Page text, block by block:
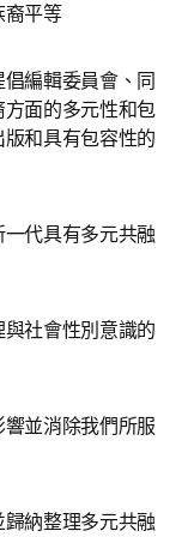
裔平等
編輯委員會、同
面的多元性和包
和具有包容性的
代具有多元共融
社會性別意識的
並消除我們所服
納整理多元共融